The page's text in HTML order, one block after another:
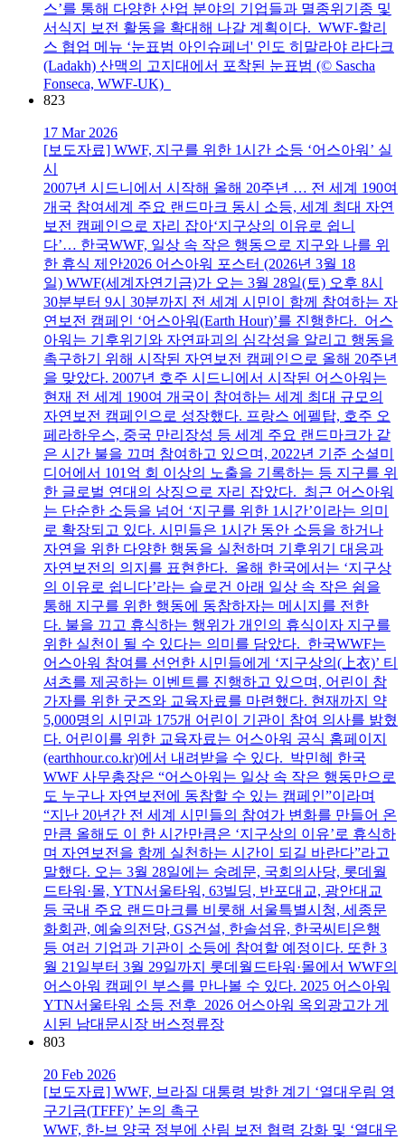
스’를 통해 다양한 산업 분야의 기업들과 멸종위기종 및
서식지 보전 활동을 확대해 나갈 계획이다. WWF-할리
스 협업 메뉴 ‘눈표범 아인슈페너' 인도 히말라야 라다크
(Ladakh) 산맥의 고지대에서 포착된 눈표범 (© Sascha
Fonseca, WWF-UK)
823
17 Mar 2026
[보도자료] WWF, 지구를 위한 1시간 소등 ‘어스아워’ 실
시
2007년 시드니에서 시작해 올해 20주년 … 전 세계 190여
개국 참여세계 주요 랜드마크 동시 소등, 세계 최대 자연
보전 캠페인으로 자리 잡아‘지구상의 이유로 쉽니
다’… 한국WWF, 일상 속 작은 행동으로 지구와 나를 위
한 휴식 제안2026 어스아워 포스터 (2026년 3월 18
일) WWF(세계자연기금)가 오는 3월 28일(토) 오후 8시
30분부터 9시 30분까지 전 세계 시민이 함께 참여하는 자
연보전 캠페인 ‘어스아워(Earth Hour)’를 진행한다. 어스
아워는 기후위기와 자연파괴의 심각성을 알리고 행동을
촉구하기 위해 시작된 자연보전 캠페인으로 올해 20주년
을 맞았다. 2007년 호주 시드니에서 시작된 어스아워는
현재 전 세계 190여 개국이 참여하는 세계 최대 규모의
자연보전 캠페인으로 성장했다. 프랑스 에펠탑, 호주 오
페라하우스, 중국 만리장성 등 세계 주요 랜드마크가 같
은 시간 불을 끄며 참여하고 있으며, 2022년 기준 소셜미
디어에서 101억 회 이상의 노출을 기록하는 등 지구를 위
한 글로벌 연대의 상징으로 자리 잡았다. 최근 어스아워
는 단순한 소등을 넘어 ‘지구를 위한 1시간’이라는 의미
로 확장되고 있다. 시민들은 1시간 동안 소등을 하거나
자연을 위한 다양한 행동을 실천하며 기후위기 대응과
자연보전의 의지를 표현한다. 올해 한국에서는 ‘지구상
의 이유로 쉽니다’라는 슬로건 아래 일상 속 작은 쉼을
통해 지구를 위한 행동에 동참하자는 메시지를 전한
다. 불을 끄고 휴식하는 행위가 개인의 휴식이자 지구를
위한 실천이 될 수 있다는 의미를 담았다. 한국WWF는
어스아워 참여를 선언한 시민들에게 ‘지구상의(上衣)’ 티
셔츠를 제공하는 이벤트를 진행하고 있으며, 어린이 참
가자를 위한 굿즈와 교육자료를 마련했다. 현재까지 약
5,000명의 시민과 175개 어린이 기관이 참여 의사를 밝혔
다. 어린이를 위한 교육자료는 어스아워 공식 홈페이지
(earthhour.co.kr)에서 내려받을 수 있다. 박민혜 한국
WWF 사무총장은 “어스아워는 일상 속 작은 행동만으로
도 누구나 자연보전에 동참할 수 있는 캠페인”이라며
“지난 20년간 전 세계 시민들의 참여가 변화를 만들어 온
만큼 올해도 이 한 시간만큼은 ‘지구상의 이유’로 휴식하
며 자연보전을 함께 실천하는 시간이 되길 바란다”라고
말했다. 오는 3월 28일에는 숭례문, 국회의사당, 롯데월
드타워·몰, YTN서울타워, 63빌딩, 반포대교, 광안대교
등 국내 주요 랜드마크를 비롯해 서울특별시청, 세종문
화회관, 예술의전당, GS건설, 한솔섬유, 한국씨티은행
등 여러 기업과 기관이 소등에 참여할 예정이다. 또한 3
월 21일부터 3월 29일까지 롯데월드타워·몰에서 WWF의
어스아워 캠페인 부스를 만나볼 수 있다. 2025 어스아워
YTN서울타워 소등 전후 2026 어스아워 옥외광고가 게
시된 남대문시장 버스정류장
803
20 Feb 2026
[보도자료] WWF, 브라질 대통령 방한 계기 ‘열대우림 영
구기금(TFFF)’ 논의 촉구
WWF, 한-브 양국 정부에 산림 보전 협력 강화 및 ‘열대우